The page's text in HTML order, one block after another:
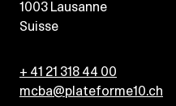
1003 Lausanne
Suisse
+ 41 21 318 44 00
mcba@plateforme10.ch